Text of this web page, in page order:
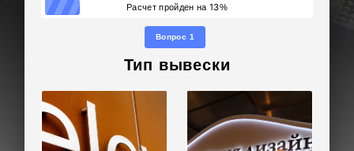
Расчет пройден на 13%
Вопрос 1
Тип вывески